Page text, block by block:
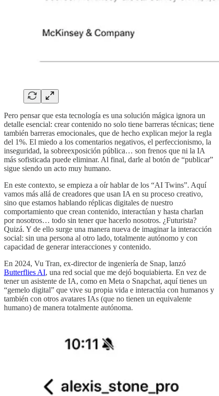
Pero pensar que esta tecnología es una solución mágica ignora un
detalle esencial: crear contenido no solo tiene barreras técnicas; tiene
también barreras emocionales, que de hecho explican mejor la regla
del 1%. El miedo a los comentarios negativos, el perfeccionismo, la
inseguridad, la sobreexposición pública… son frenos que ni la IA
más sofisticada puede eliminar. Al final, darle al botón de “publicar”
sigue siendo un acto muy humano.
En este contexto, se empieza a oír hablar de los “AI Twins”. Aquí
vamos más allá de creadores que usan IA en su proceso creativo,
sino que estamos hablando réplicas digitales de nuestro
comportamiento que crean contenido, interactúan y hasta charlan
por nosotros… todo sin tener que hacerlo nosotros. ¿Futurista?
Quizá. Y de ello surge una manera nueva de imaginar la interacción
social: sin una persona al otro lado, totalmente autónomo y con
capacidad de generar interacciones y contenido.
En 2024, Vu Tran, ex-director de ingeniería de Snap, lanzó
Butterflies AI, una red social que me dejó boquiabierta. En vez de
tener un asistente de IA, como en Meta o Snapchat, aquí tienes un
“gemelo digital” que vive su propia vida e interactúa con humanos y
también con otros avatares IAs (que no tienen un equivalente
humano) de manera totalmente autónoma.